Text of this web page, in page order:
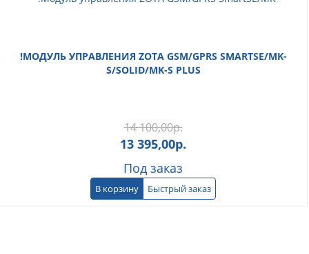
!МОДУЛЬ УПРАВЛЕНИЯ ZOTA GSM/GPRS SMARTSE/MK-
S/SOLID/MK-S PLUS
14 100,00р.
13 395,00р.
Под заказ
В корзину Быстрый заказ